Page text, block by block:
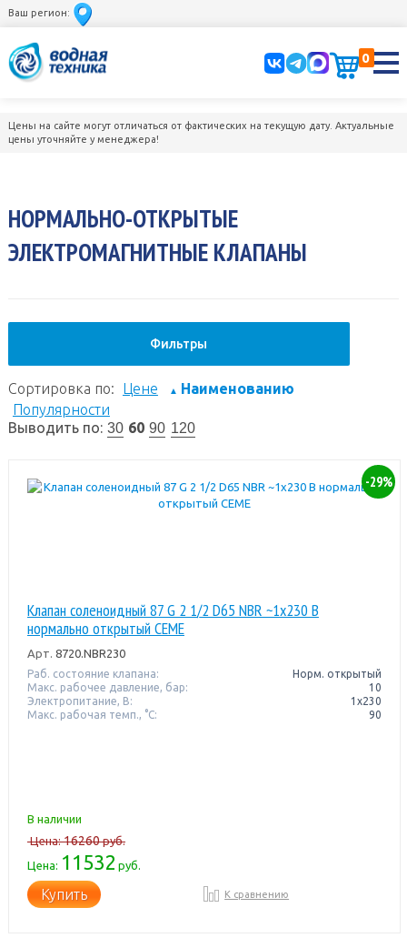
Ваш регион:
0
Цены на сайте могут отличаться от фактических на текущую дату. Актуальные
цены уточняйте у менеджера!
НОРМАЛЬНО-ОТКРЫТЫЕ
ЭЛЕКТРОМАГНИТНЫЕ КЛАПАНЫ
Фильтры
Сортировка по: Цене ▲ Наименованию
Популярности
Выводить по: 30 60 90 120
-29%
Клапан соленоидный 87 G 2 1/2 D65 NBR ~1x230 В
нормально открытый CEME
Арт. 8720.NBR230
Раб. состояние клапана:
Норм. открытый
Макс. рабочее давление, бар:
10
Электропитание, В:
1х230
Макс. рабочая темп., °С:
90
В наличии
Цена:16260руб.
Цена: 11532 руб.
Купить К сравнению